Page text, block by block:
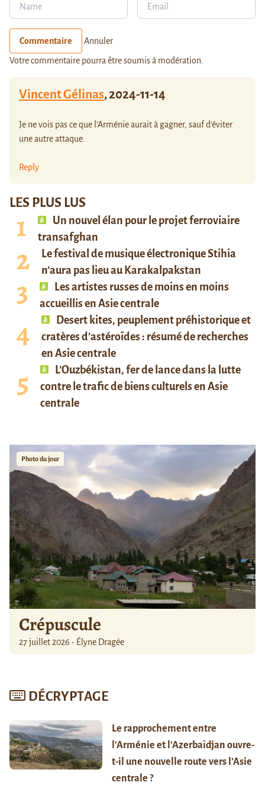
LES PLUS LUS
Un nouvel élan pour le projet ferroviaire
transafghan
Le festival de musique électronique Stihia
n’aura pas lieu au Karakalpakstan
Les artistes russes de moins en moins
accueillis en Asie centrale
Desert kites, peuplement préhistorique et
cratères d’astéroïdes : résumé de recherches
en Asie centrale
L’Ouzbékistan, fer de lance dans la lutte
contre le trafic de biens culturels en Asie
centrale
Photo du jour
Crépuscule
27 juillet 2026 - Élyne Dragée
DÉCRYPTAGE
Le rapprochement entre
l’Arménie et l’Azerbaïdjan ouvre-
t-il une nouvelle route vers l’Asie
centrale ?
Commentaire Annuler
Votre commentaire pourra être soumis à modération.
Vincent Gélinas,2024-11-14
Je ne vois pas ce que l’Arménie aurait à gagner, sauf d’éviter
une autre attaque.
Reply